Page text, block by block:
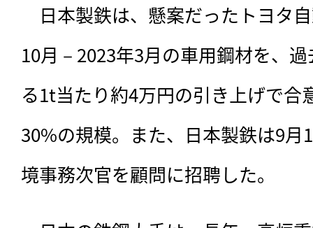
日本製鉄は、懸案だったトヨタ
10月－2023年3月の車用鋼材を、
る1t当たり約4万円の引き上げで合
30%の規模。また、日本製鉄は9月
境事務次官を顧問に招聘した。